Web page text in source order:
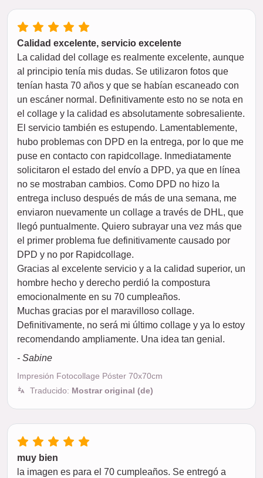
Calidad excelente, servicio excelente
La calidad del collage es realmente excelente, aunque
al principio tenía mis dudas. Se utilizaron fotos que
tenían hasta 70 años y que se habían escaneado con
un escáner normal. Definitivamente esto no se nota en
el collage y la calidad es absolutamente sobresaliente.
El servicio también es estupendo. Lamentablemente,
hubo problemas con DPD en la entrega, por lo que me
puse en contacto con rapidcollage. Inmediatamente
solicitaron el estado del envío a DPD, ya que en línea
no se mostraban cambios. Como DPD no hizo la
entrega incluso después de más de una semana, me
enviaron nuevamente un collage a través de DHL, que
llegó puntualmente. Quiero subrayar una vez más que
el primer problema fue definitivamente causado por
DPD y no por Rapidcollage.
Gracias al excelente servicio y a la calidad superior, un
hombre hecho y derecho perdió la compostura
emocionalmente en su 70 cumpleaños.
Muchas gracias por el maravilloso collage.
Definitivamente, no será mi último collage y ya lo estoy
recomendando ampliamente. Una idea tan genial.
- Sabine
Impresión Fotocollage Póster 70x70cm
Traducido: Mostrar original (de)
muy bien
la imagen es para el 70 cumpleaños. Se entregó a